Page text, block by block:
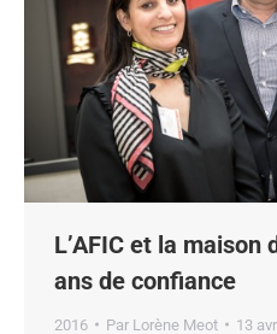
L’AFIC et la maison
ans de confiance
2016 Par Lorène Meot
13